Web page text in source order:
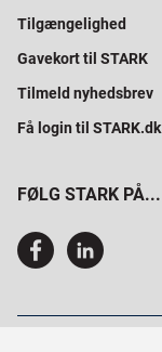
Tilgængelighed
Gavekort til STARK
Tilmeld nyhedsbrev
Få login til STARK.dk
FØLG STARK PÅ...